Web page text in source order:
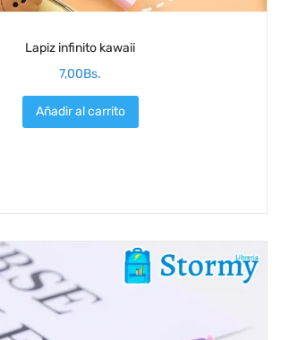
Lapiz infinito kawaii
7,00Bs.
Añadir al carrito